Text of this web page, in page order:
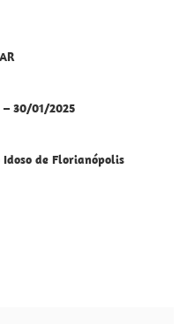
30/01/2025
de Florianópolis